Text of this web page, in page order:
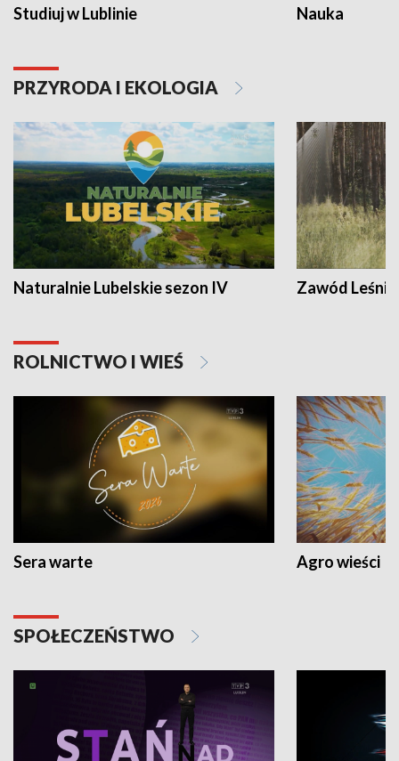
Studiuj w Lublinie Nauka
PRZYRODA I EKOLOGIA
Naturalnie Lubelskie sezon IV Zawód Leśnik
ROLNICTWO I WIEŚ
Sera warte Agro wieści
SPOŁECZEŃSTWO